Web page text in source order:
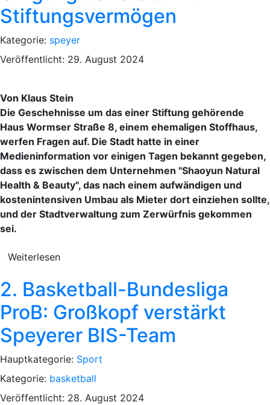
Stiftungsvermögen
Kategorie: speyer
Veröffentlicht: 29. August 2024
Von Klaus Stein
Die Geschehnisse um das einer Stiftung gehörende
Haus Wormser Straße 8, einem ehemaligen Stoffhaus,
werfen Fragen auf. Die Stadt hatte in einer
Medieninformation vor einigen Tagen bekannt gegeben,
dass es zwischen dem Unternehmen "Shaoyun Natural
Health & Beauty", das nach einem aufwändigen und
kostenintensiven Umbau als Mieter dort einziehen sollte,
und der Stadtverwaltung zum Zerwürfnis gekommen
sei.
Weiterlesen
2. Basketball-Bundesliga
ProB: Großkopf verstärkt
Speyerer BIS-Team
Hauptkategorie: Sport
Kategorie: basketball
Veröffentlicht: 28. August 2024